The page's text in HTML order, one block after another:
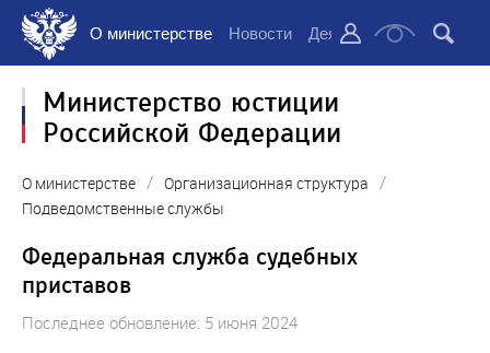
О министерстве Новости Деятельность
Министерство юстиции
Российской Федерации
О министерстве / Организационная структура /
Подведомственные службы
Федеральная служба судебных
приставов
Последнее обновление: 5 июня 2024